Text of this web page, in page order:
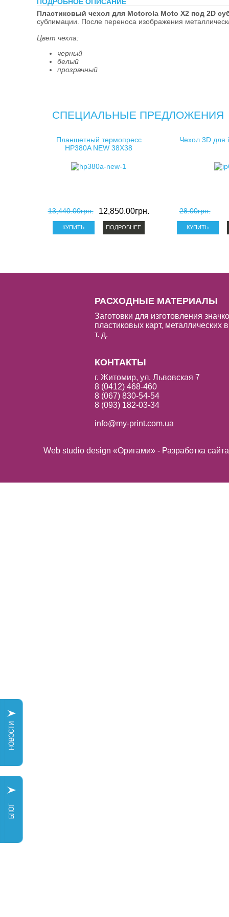
косметички
клатчи для
Пластиковый чехол для Motorola Moto X2 под 2D
сублимации. После переноса изображения
Цвет чехла:
черный
белый
прозрачный
СПЕЦИАЛЬНЫЕ ПРЕДЛОЖЕНИЯ
Планшетный термопресс
HP380A NEW 38X38
13,440.00грн. 12,850.00грн.
ПОДРОБНЕЕ
Чехол 3D для
28.00грн.
РАСХОДНЫЕ МАТЕРИАЛЫ
Заготовки для изготовления
пластиковых карт, металлических
т. д.
КОНТАКТЫ
г. Житомир, ул. Львовская 7
8 (0412) 468-460
8 (067) 830-54-54
8 (093) 182-03-34
info@my-print.com.ua
Web studio design «Оригами» - Разработка